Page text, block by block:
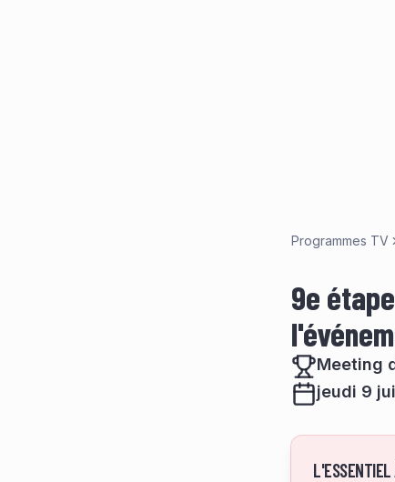
Programmes TV
9e
Meeting
jeudi 9
L'ESSENTIEL